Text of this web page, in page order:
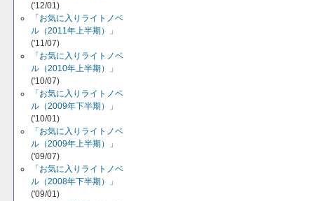
('12/01)
「お気に入りライトノベ
ル（2011年上半期）」
('11/07)
「お気に入りライトノベ
ル（2010年上半期）」
('10/07)
「お気に入りライトノベ
ル（2009年下半期）」
('10/01)
「お気に入りライトノベ
ル（2009年上半期）」
('09/07)
「お気に入りライトノベ
ル（2008年下半期）」
('09/01)